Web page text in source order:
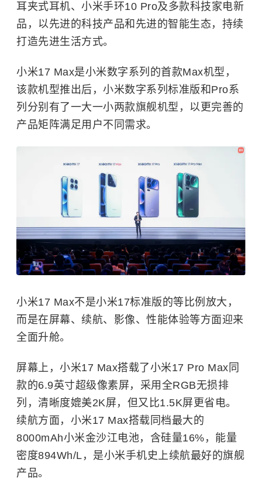
耳夹式耳机、小米手环10 Pro及多款科技家电新
品，以先进的科技产品和先进的智能生态，持续
打造先进生活方式。
小米17 Max是小米数字系列的首款Max机型，
该款机型推出后，小米数字系列标准版和Pro系
列分别有了一大一小两款旗舰机型，以更完善的
产品矩阵满足用户不同需求。
小米17 Max不是小米17标准版的等比例放大，
而是在屏幕、续航、影像、性能体验等方面迎来
全面升舱。
屏幕上，小米17 Max搭载了小米17 Pro Max同
款的6.9英寸超级像素屏，采用全RGB无损排
列，清晰度媲美2K屏，但又比1.5K屏更省电。
续航方面，小米17 Max搭载同档最大的
8000mAh小米金沙江电池，含硅量16%，能量
密度894Wh/L，是小米手机史上续航最好的旗舰
产品。